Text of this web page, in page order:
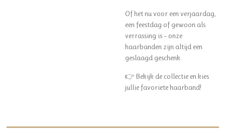
Of het nu voor een verjaardag,
een feestdag of gewoon als
verrassing is – onze
haarbanden zijn altijd een
geslaagd geschenk.
👉 Bekijk de collectie en kies
jullie favoriete haarband!